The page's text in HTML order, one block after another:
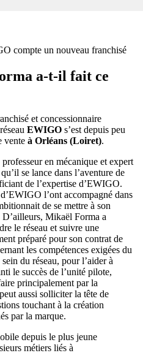
a-t-il fait ce
et concessionnaire
EWIGO s’est depuis peu
vente à Orléans (Loiret).
en mécanique et expert
se lance dans l’aventure de
de l’expertise d’EWIGO.
l’ont accompagné dans
de se mettre à son
Mikaël Forma a
le réseau et suivre une
préparé pour son contrat de
les compétences exigées du
du réseau, pour l’aider à
le succès de l’unité pilote,
principalement par la
aussi solliciter la tête de
touchant à la création
par la marque.
depuis le plus jeune
métiers liés à